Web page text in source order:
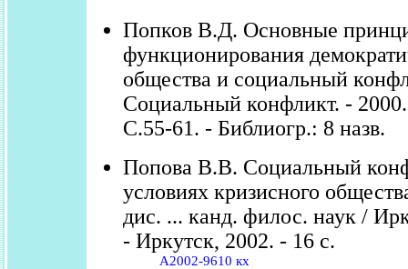
Попков В.Д. Основные
функционирования
общества и социальный
Социальный конфликт. -
С.55-61. - Библиогр.: 8 назв.
Попова В.В. Социальный
условиях кризисного
дис. ... канд. филос. наук /
- Иркутск, 2002. - 16 с.
А2002-9610 кх